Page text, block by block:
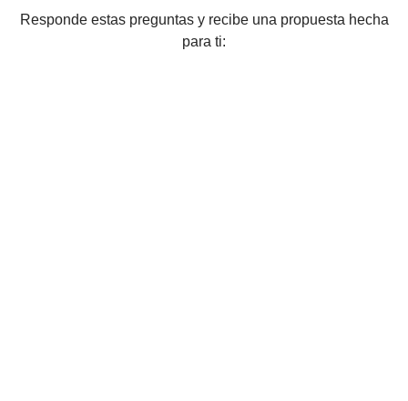
Responde estas preguntas y recibe una propuesta hecha
para ti: